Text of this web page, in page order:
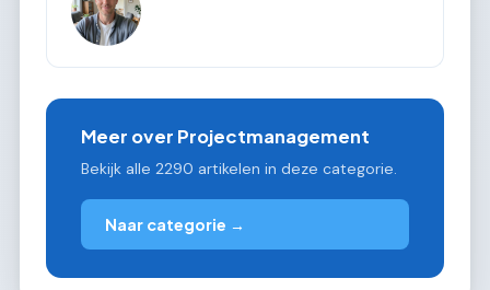
Meer over Projectmanagement
Bekijk alle 2290 artikelen in deze categorie.
Naar categorie →